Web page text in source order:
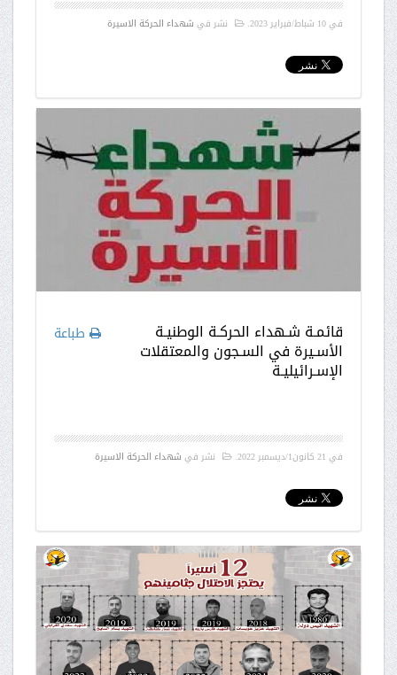
في10 شباط/فبراير 2023 . نشر في شهداء الحركة الاسيرة
طباعة قائمـة شـهداء الحركـة الوطنيـة
الأسـيرة في السـجون والمعتقلات
الإسـرائيليـة
في 21 كانون1/ديسمبر 2022 . نشر في شهداء الحركة الاسيرة